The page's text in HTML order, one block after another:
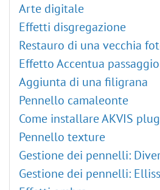
Arte digitale
Effetti disgregazione
Restauro di una vecchia
Effetto Accentua passaggio
Aggiunta di una filigrana
Pennello camaleonte
Come installare AKVIS
Pennello texture
Gestione dei pennelli:
Gestione dei pennelli: